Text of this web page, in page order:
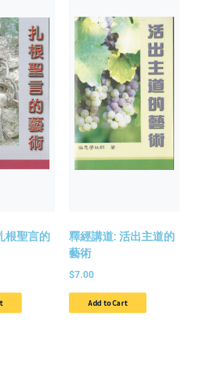
根聖言的
釋經講道: 活出主道的
藝術
$7.00
Add to Cart